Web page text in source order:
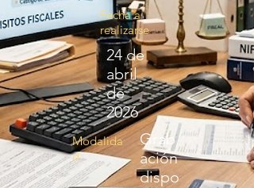
Fecha a
realizarse
24 de
abril
de
2026
Modalida
d
Grab
ación
dispo